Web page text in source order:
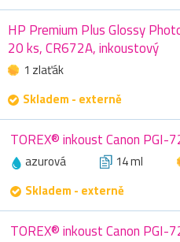
HP Premium Plus Glossy
20 ks, CR672A, inkoustový
1 zlaťák
Skladem - externě
TOREX® inkoust Canon PGI-
azurová 14 ml
Skladem - externě
TOREX® inkoust Canon